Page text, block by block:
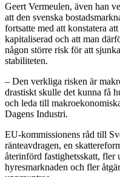
Geert Vermeulen, även han
att den svenska
fortsatte med att konstatera
kapitaliserad och att man
någon större risk för att
stabiliteten.
– Den verkliga risken är
drastiskt skulle det kunna få
och leda till
Dagens Industri.
EU-kommissionens råd till
ränteavdragen, en
återinförd fastighetsskatt, fler
hyresmarknaden och fler